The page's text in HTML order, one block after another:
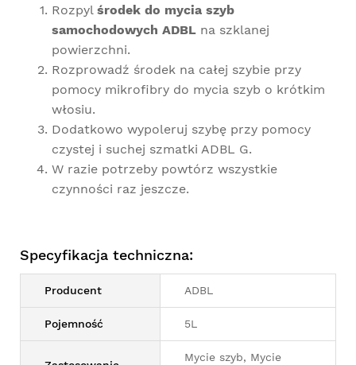
Rozpyl środek do mycia szyb
samochodowych ADBL na szklanej
powierzchni.
Rozprowadź środek na całej szybie przy
pomocy mikrofibry do mycia szyb o krótkim
włosiu.
Dodatkowo wypoleruj szybę przy pomocy
czystej i suchej szmatki ADBL G.
W razie potrzeby powtórz wszystkie
czynności raz jeszcze.
Specyfikacja techniczna:
Producent ADBL
Pojemność 5L
Mycie szyb, Mycie